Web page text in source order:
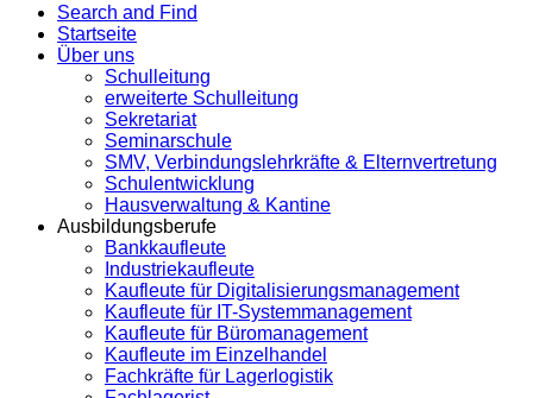
Search and Find
Startseite
Über uns
Schulleitung
erweiterte Schulleitung
Sekretariat
Seminarschule
SMV, Verbindungslehrkräfte & Elternvertretung
Schulentwicklung
Hausverwaltung & Kantine
Ausbildungsberufe
Bankkaufleute
Industriekaufleute
Kaufleute für Digitalisierungsmanagement
Kaufleute für IT-Systemmanagement
Kaufleute für Büromanagement
Kaufleute im Einzelhandel
Fachkräfte für Lagerlogistik